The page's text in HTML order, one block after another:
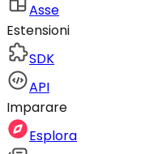
Asse
Estensioni
SDK
API
Imparare
Esplora